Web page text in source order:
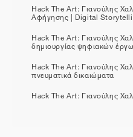
Hack The Art: Γιανούλης
Αφήγησης | Digital
Hack The Art: Γιανούλης
δημιουργίας ψηφιακών
Hack The Art: Γιανούλης
πνευματικά δικαιώματα
Hack The Art: Γιανούλης